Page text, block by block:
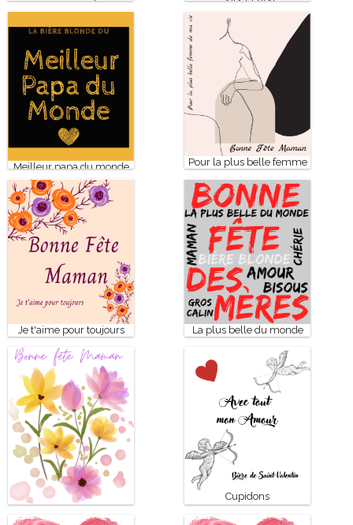
Meilleur papa du monde
Pour la plus belle femme
de ma vie
Je t'aime pour toujours La plus belle du monde
Bonne fête Maman
Cupidons